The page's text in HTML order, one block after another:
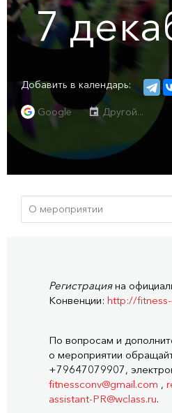
7
Добавить в календарь:
Google Другой...
Регистрацияна
Конвенции: http://
По вопросам и
о мероприятии
+79647079907,
fitnessconv@gmail.com ,
assistant-PR@wclass.ru.